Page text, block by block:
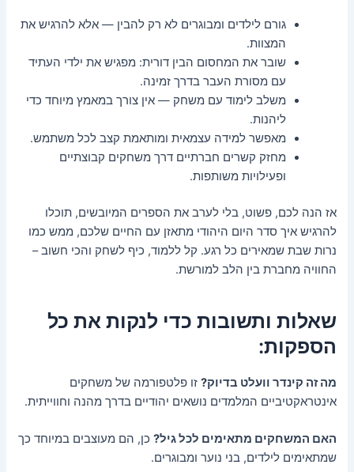
גורם לילדים ומבוגרים לא רק להבין — אלא להרגיש את
המצוות.
שובר את המחסום הבין דורית: מפגיש את ילדי העתיד
עם מסורת העבר בדרך זמינה.
משלב לימוד עם משחק — אין צורך במאמץ מיוחד כדי
ליהנות.
מאפשר למידה עצמאית ומותאמת קצב לכל משתמש.
מחזק קשרים חברתיים דרך משחקים קבוצתיים
ופעילויות משותפות.
אז הנה לכם, פשוט, בלי לערב את הספרים המיובשים, תוכלו
להרגיש איך סדר היום היהודי מתאזן עם החיים שלכם, ממש כמו
נרות שבת שמאירים כל רגע. קל ללמוד, כיף לשחק והכי חשוב –
החוויה מחברת בין הלב למורשת.
שאלות ותשובות כדי לנקות את כל
הספקות:
מה זה קינדר וועלט בדיוק? זו פלטפורמה של משחקים
אינטראקטיביים המלמדים נושאים יהודיים בדרך מהנה וחווייתית.
האם המשחקים מתאימים לכל גיל? כן, הם מעוצבים במיוחד כך
שמתאימים לילדים, בני נוער ומבוגרים.